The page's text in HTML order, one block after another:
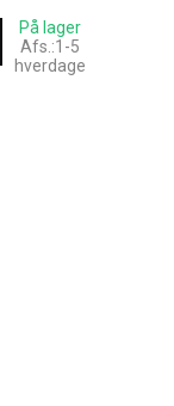
På lager
Afs.:1-5
hverdage